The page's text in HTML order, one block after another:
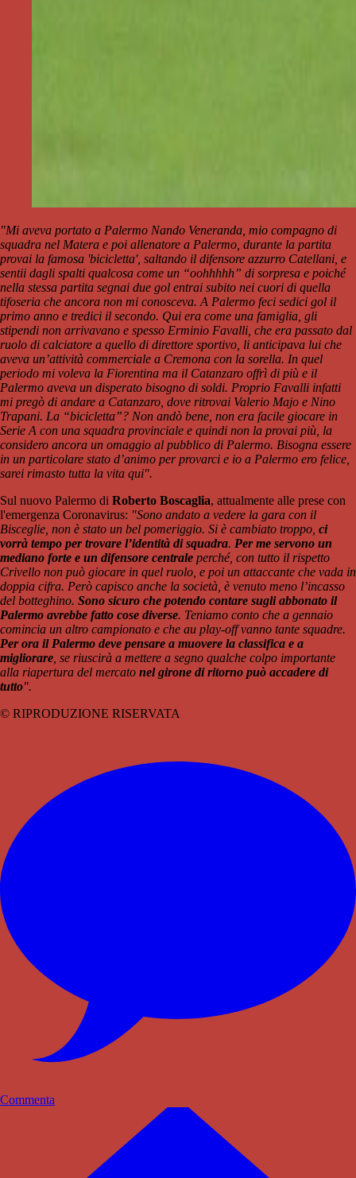
"Mi aveva portato a Palermo Nando Veneranda, mio compagno di
squadra nel Matera e poi allenatore a Palermo, durante la partita
provai la famosa 'bicicletta', saltando il difensore azzurro Catellani, e
sentii dagli spalti qualcosa come un “oohhhhh” di sorpresa e poiché
nella stessa partita segnai due gol entrai subito nei cuori di quella
tifoseria che ancora non mi conosceva. A Palermo feci sedici gol il
primo anno e tredici il secondo. Qui era come una famiglia, gli
stipendi non arrivavano e spesso Erminio Favalli, che era passato dal
ruolo di calciatore a quello di direttore sportivo, li anticipava lui che
aveva un’attività commerciale a Cremona con la sorella. In quel
periodo mi voleva la Fiorentina ma il Catanzaro offrì di più e il
Palermo aveva un disperato bisogno di soldi. Proprio Favalli infatti
mi pregò di andare a Catanzaro, dove ritrovai Valerio Majo e Nino
Trapani. La “bicicletta”? Non andò bene, non era facile giocare in
Serie A con una squadra provinciale e quindi non la provai più, la
considero ancora un omaggio al pubblico di Palermo. Bisogna essere
in un particolare stato d’animo per provarci e io a Palermo ero felice,
sarei rimasto tutta la vita qui".
Sul nuovo Palermo di Roberto Boscaglia, attualmente alle prese con
l'emergenza Coronavirus: "Sono andato a vedere la gara con il
Bisceglie, non è stato un bel pomeriggio. Si è cambiato troppo, ci
vorrà tempo per trovare l’identità di squadra. Per me servono un
mediano forte e un difensore centrale perché, con tutto il rispetto
Crivello non può giocare in quel ruolo, e poi un attaccante che vada in
doppia cifra. Però capisco anche la società, è venuto meno l’incasso
del botteghino. Sono sicuro che potendo contare sugli abbonato il
Palermo avrebbe fatto cose diverse. Teniamo conto che a gennaio
comincia un altro campionato e che au play-off vanno tante squadre.
Per ora il Palermo deve pensare a muovere la classifica e a
migliorare , se riuscirà a mettere a segno qualche colpo importante
alla riapertura del mercato nel girone di ritorno può accadere di
tutto".
© RIPRODUZIONE RISERVATA
Commenta